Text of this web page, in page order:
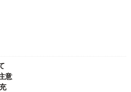
意